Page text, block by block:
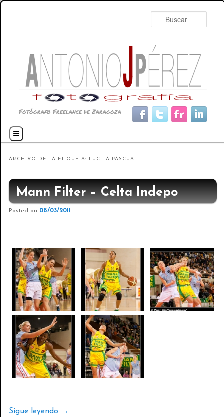
Fotógrafo Freelance de Zaragoza
Ir al contenido principal
Ir al contenido secundario
ARCHIVO DE LA ETIQUETA: LUCILA PASCUA
Mann Filter – Celta Indepo
Posted on 08/03/2011
Sigue leyendo →